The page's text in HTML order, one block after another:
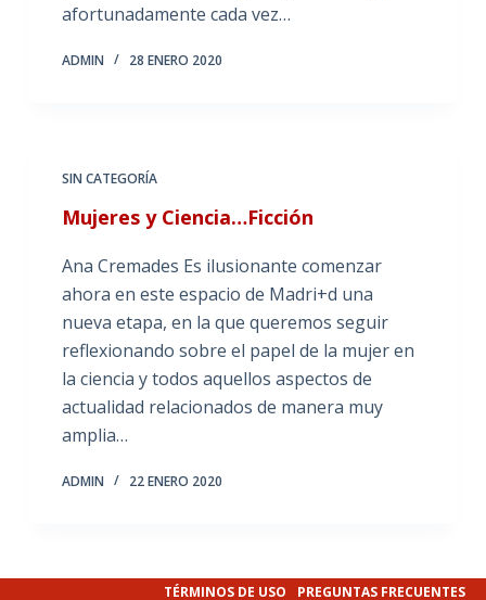
afortunadamente cada vez…
ADMIN 28 ENERO 2020
SIN CATEGORÍA
Mujeres y Ciencia…Ficción
Ana Cremades Es ilusionante comenzar
ahora en este espacio de Madri+d una
nueva etapa, en la que queremos seguir
reflexionando sobre el papel de la mujer en
la ciencia y todos aquellos aspectos de
actualidad relacionados de manera muy
amplia…
ADMIN 22 ENERO 2020
TÉRMINOS DE USO PREGUNTAS FRECUENTES